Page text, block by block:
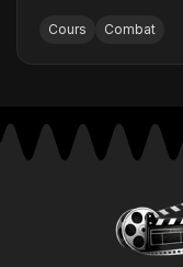
Cours Combat